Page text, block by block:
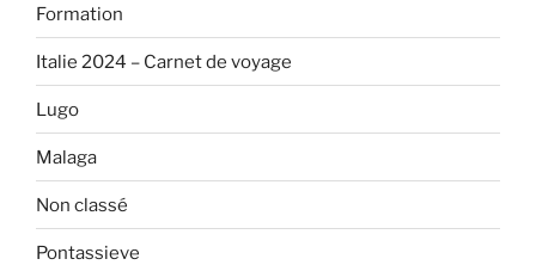
Formation
Italie 2024 – Carnet de voyage
Lugo
Malaga
Non classé
Pontassieve